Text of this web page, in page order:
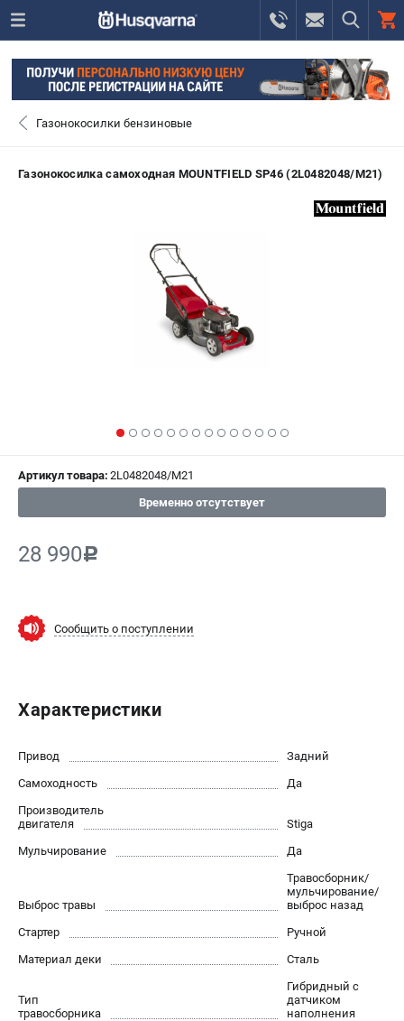
СЕРВИС
МАГАЗИНЫ
ИЗБРАННОЕ ( 0 )
ВХОД ИЛИ РЕГИСТРАЦИЯ
ЗАКАЗАТЬ ЗАПЧАСТЬ
0 ₽
Сервисный центр
Политика обработки персональных данных
ИНФОРМАЦИЯ
О компании
Новости
Юридическим лицам
Способы оплаты
САДОВАЯ ТЕХНИКА
Газонокосилки
Газонокосилки бензиновые
Газонокосилка самоходная MOUNTFIELD SP46 (2L0482048/M21)
Артикул товара: 2L0482048/M21
Временно отсутствует
28 990c
Сообщить о поступлении
Характеристики
Привод
Задний
Самоходность
Да
Производитель
двигателя
Stiga
Мульчирование
Да
Выброс травы
Травосборник/
мульчирование/
выброс назад
Стартер
Ручной
Материал деки
Сталь
Тип
травосборника
Гибридный с
датчиком
наполнения